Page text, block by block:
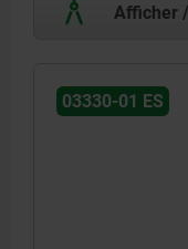
Afficher
03330-01 ES